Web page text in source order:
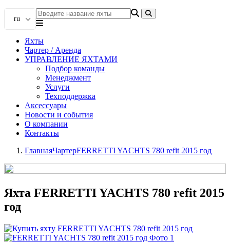
ru
Яхты
Чартер / Аренда
УПРАВЛЕНИЕ ЯХТАМИ
Подбор команды
Менеджмент
Услуги
Техподдержка
Аксессуары
Новости и события
О компании
Контакты
ГлавнаяЧартерFERRETTI YACHTS 780 refit 2015 год
Яхта FERRETTI YACHTS 780 refit 2015
год